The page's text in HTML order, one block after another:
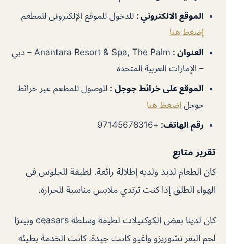
الموقع الالكتروني : للدخول للموقع الإلكتروني للمطعم
إضغط هنا
العنوان :
Anantara Resort & Spa, The Palm – دبي
– الإمارات العربية المتحدة
الموقع على خرائط جوجل : للوصول للمطعم عبر خرائط
جوجل اضغط هنا
رقم الهاتف:
+97145678316
تقرير متابع
كان الطعام لذيذ ولديه إطلالة رائعة. لطيفة للجلوس في
الهواء الطلق إذا كنت ترتدي ملابس مناسبة للحرارة.
كان لدينا بعض الكوكتيلات لطيفة وسلطة ceasars وبيتزا
لحم البقر تشوريزو واغيو كانت جيدة. كانت الخدمة بطيئة